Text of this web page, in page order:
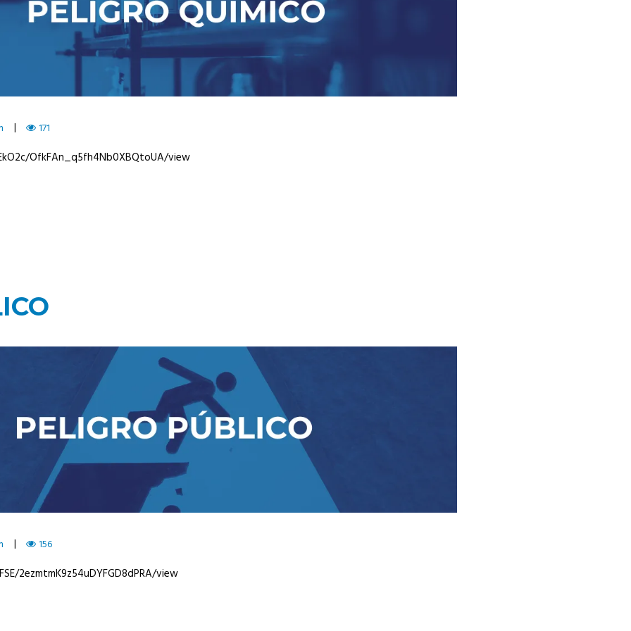
171
OfkFAn_q5fh4Nb0XBQtoUA/view
156
2ezmtmK9z54uDYFGD8dPRA/view